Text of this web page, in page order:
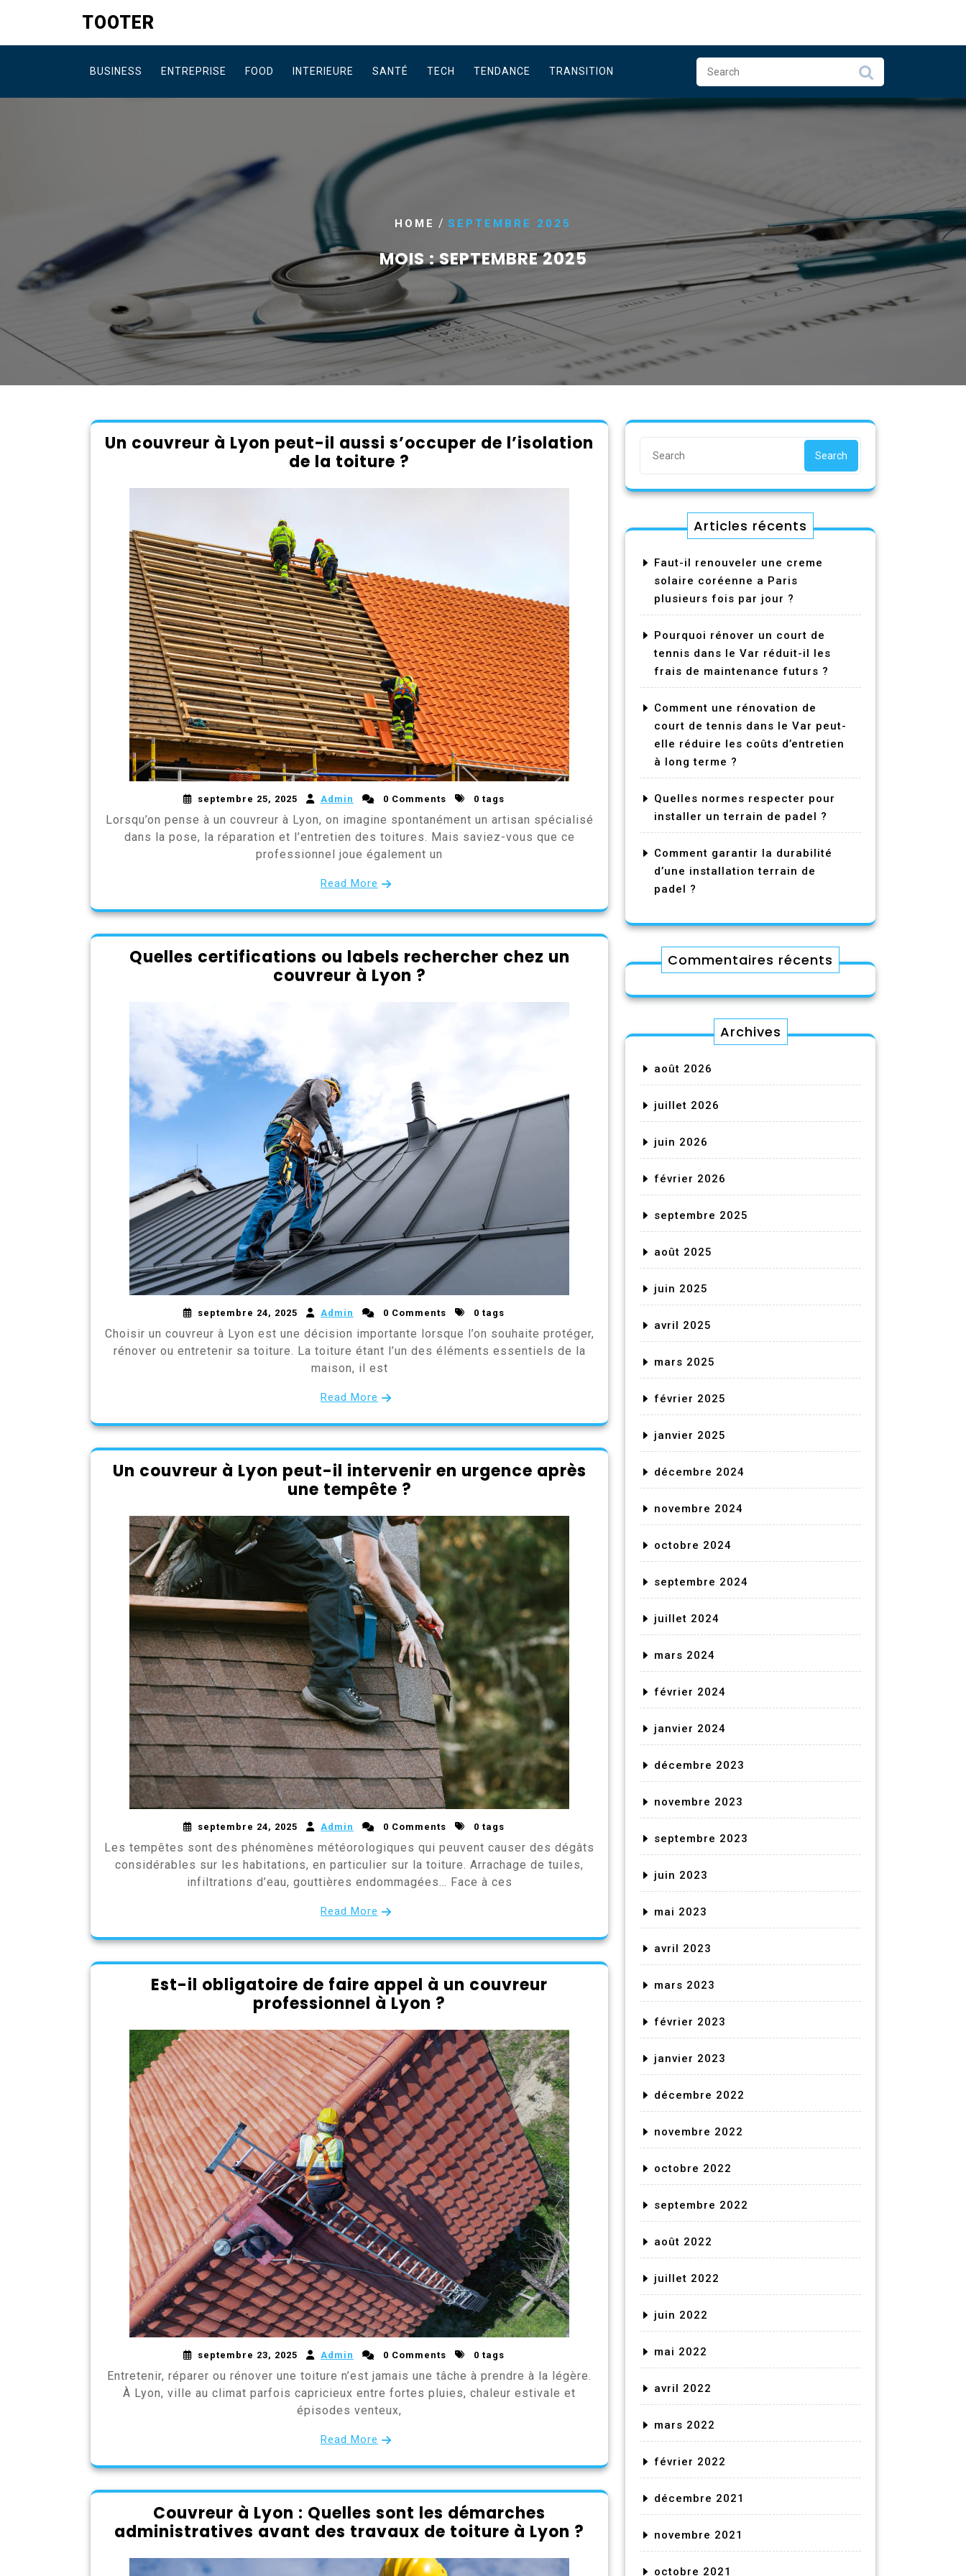
content
TOOTER
BUSINESS ENTREPRISE FOOD INTERIEURE SANTÉ TECH TENDANCE TRANSITION
HOME / SEPTEMBRE 2025
MOIS :SEPTEMBRE 2025
Un couvreur à Lyon peut-il aussi s’occuper de l’isolation
de la toiture ?
septembre 25, 2025 Admin 0 Comments 0 tags
Lorsqu’on pense à un couvreur à Lyon, on imagine spontanément un artisan spécialisé
dans la pose, la réparation et l’entretien des toitures. Mais saviez-vous que ce
professionnel joue également un
Read More
Quelles certifications ou labels rechercher chez un
couvreur à Lyon ?
septembre 24, 2025 Admin 0 Comments 0 tags
Choisir un couvreur à Lyon est une décision importante lorsque l’on souhaite protéger,
rénover ou entretenir sa toiture. La toiture étant l’un des éléments essentiels de la
maison, il est
Read More
Un couvreur à Lyon peut-il intervenir en urgence après
une tempête ?
septembre 24, 2025 Admin 0 Comments 0 tags
Les tempêtes sont des phénomènes météorologiques qui peuvent causer des dégâts
considérables sur les habitations, en particulier sur la toiture. Arrachage de tuiles,
infiltrations d’eau, gouttières endommagées… Face à ces
Read More
Est-il obligatoire de faire appel à un couvreur
professionnel à Lyon ?
septembre 23, 2025 Admin 0 Comments 0 tags
Entretenir, réparer ou rénover une toiture n’est jamais une tâche à prendre à la légère.
À Lyon, ville au climat parfois capricieux entre fortes pluies, chaleur estivale et
épisodes venteux,
Read More
Couvreur à Lyon : Quelles sont les démarches
administratives avant des travaux de toiture à Lyon ?
Search
Articles récents
Faut-il renouveler une creme
solaire coréenne a Paris
plusieurs fois par jour ?
Pourquoi rénover un court de
tennis dans le Var réduit-il les
frais de maintenance futurs ?
Comment une rénovation de
court de tennis dans le Var peut-
elle réduire les coûts d’entretien
à long terme ?
Quelles normes respecter pour
installer un terrain de padel ?
Comment garantir la durabilité
d’une installation terrain de
padel ?
Commentaires récents
Archives
août 2026
juillet 2026
juin 2026
février 2026
septembre 2025
août 2025
juin 2025
avril 2025
mars 2025
février 2025
janvier 2025
décembre 2024
novembre 2024
octobre 2024
septembre 2024
juillet 2024
mars 2024
février 2024
janvier 2024
décembre 2023
novembre 2023
septembre 2023
juin 2023
mai 2023
avril 2023
mars 2023
février 2023
janvier 2023
décembre 2022
novembre 2022
octobre 2022
septembre 2022
août 2022
juillet 2022
juin 2022
mai 2022
avril 2022
mars 2022
février 2022
décembre 2021
novembre 2021
octobre 2021